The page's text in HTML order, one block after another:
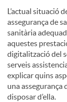
L’actual situació
assegurança de
sanitària
aquestes
digitalització del
serveis
explicar quins
una assegurança
disposar d’ella.